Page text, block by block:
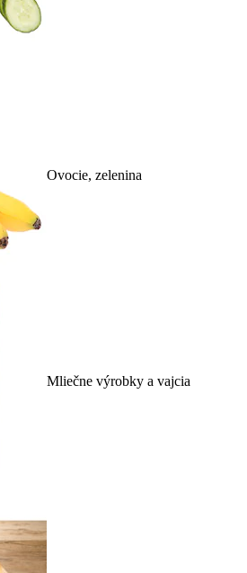
Ovocie, zelenina
Mliečne výrobky a vajcia